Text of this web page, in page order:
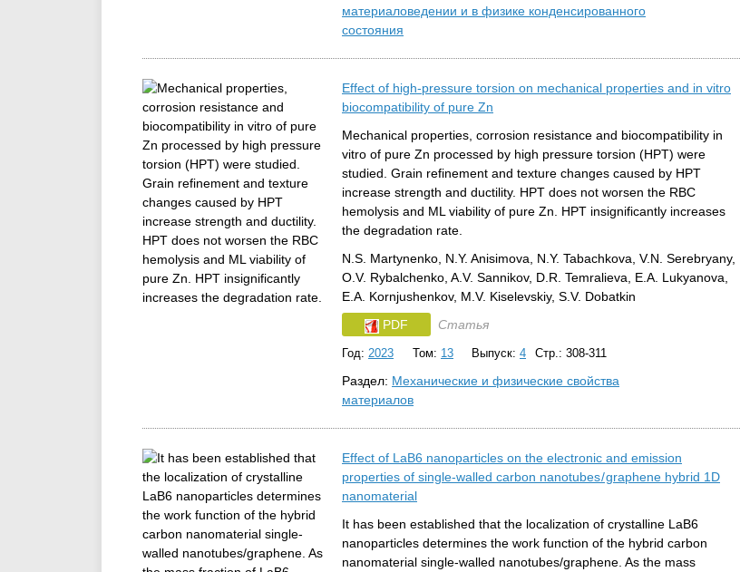
материаловедении и в физике конденсированного
состояния
Effect of high-pressure torsion on mechanical properties and in vitro
biocompatibility of pure Zn
Mechanical properties, corrosion resistance and biocompatibility in
vitro of pure Zn processed by high pressure torsion (HPT) were
studied. Grain refinement and texture changes caused by HPT
increase strength and ductility. HPT does not worsen the RBC
hemolysis and ML viability of pure Zn. HPT insignificantly increases
the degradation rate.
N.S. Martynenko, N.Y. Anisimova, N.Y. Tabachkova, V.N. Serebryany,
O.V. Rybalchenko, A.V. Sannikov, D.R. Temralieva, E.A. Lukyanova,
E.A. Kornjushenkov, M.V. Kiselevskiy, S.V. Dobatkin
PDF
Статья
Год: 2023 Том: 13 Выпуск: 4 Стр.: 308-311
Раздел: Механические и физические свойства
материалов
Effect of LaB6 nanoparticles on the electronic and emission
properties of single-walled carbon nanotubes / graphene hybrid 1D
nanomaterial
It has been established that the localization of crystalline LaB6
nanoparticles determines the work function of the hybrid carbon
nanomaterial single-walled nanotubes/graphene. As the mass